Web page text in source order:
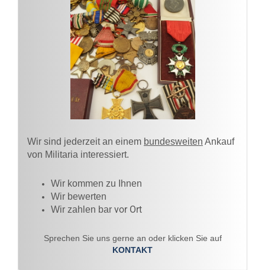
Wir sind jederzeit an einem bundesweiten Ankauf
von Militaria interessiert.
Wir kommen zu Ihnen​
Wir bewerten
Wir zahlen bar vor Ort
Sprechen Sie uns gerne an oder klicken Sie auf
KONTAKT